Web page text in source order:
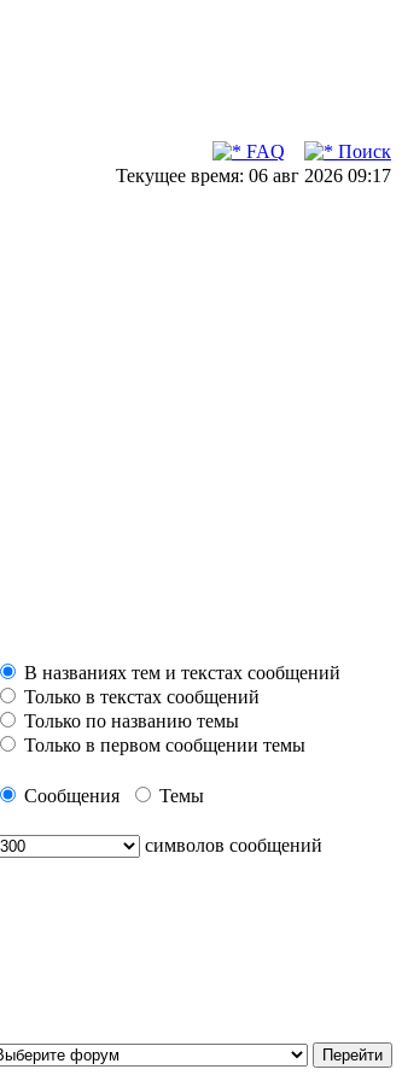
FAQ
Поиск
Текущее время: 06 авг 2026 09:17
В названиях тем и текстах сообщений
Только в текстах сообщений
Только по названию темы
Только в первом сообщении темы
Сообщения Темы
символов сообщений